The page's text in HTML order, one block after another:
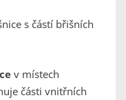
s částí břišních
v místech
části vnitřních